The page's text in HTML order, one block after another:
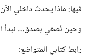
فيها: ماذا يحدث داخلي
وحين نُصغي بصدق… نبدأ
رابط كتابي المتواضع: